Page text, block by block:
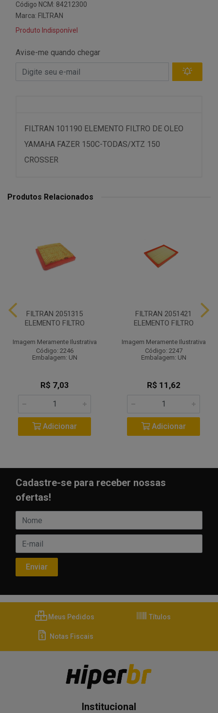
Código NCM: 84212300
Marca: FILTRAN
Produto Indisponível
Avise-me quando chegar
FILTRAN 101190 ELEMENTO FILTRO DE OLEO
YAMAHA FAZER 150C-TODAS/XTZ 150
CROSSER
Produtos Relacionados
FILTRAN 2051315
ELEMENTO FILTRO
Imagem Meramente Ilustrativa
Código: 2246
Embalagem: UN
R$ 7,03
Adicionar
FILTRAN 2051421
ELEMENTO FILTRO
Imagem Meramente Ilustrativa
Código: 2247
Embalagem: UN
R$ 11,62
Adicionar
Cadastre-se para receber nossas
ofertas!
Meus Pedidos Títulos
Notas Fiscais
Institucional